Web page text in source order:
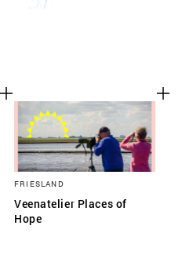
FRIESLAND
Veenatelier Places of
Hope